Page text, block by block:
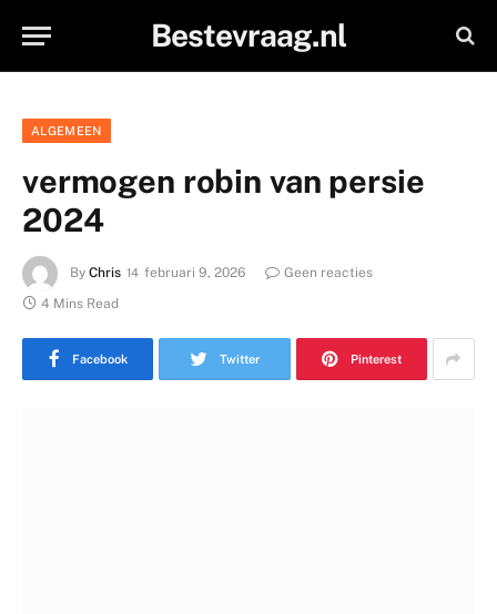
Bestevraag.nl
ALGEMEEN
vermogen robin van persie
2024
By Chris februari 9, 2026
Geen reacties
4 Mins Read
Facebook Twitter Pinterest